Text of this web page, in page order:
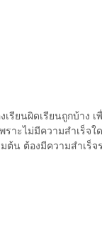
รียนผิดเรียนถูกบ้าง
ะไม่มีความสำเร็จใ
ต้น ต้องมีความสำเร็จ